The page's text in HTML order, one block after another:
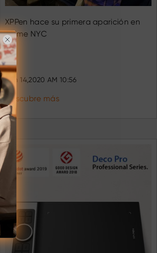
XPPen hace su primera aparición en
Anime NYC
Jan 14,2020 AM 10:56
Descubre más